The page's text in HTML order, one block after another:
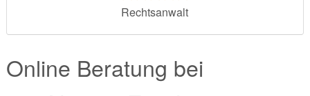
Rechtsanwalt
Online Beratung bei